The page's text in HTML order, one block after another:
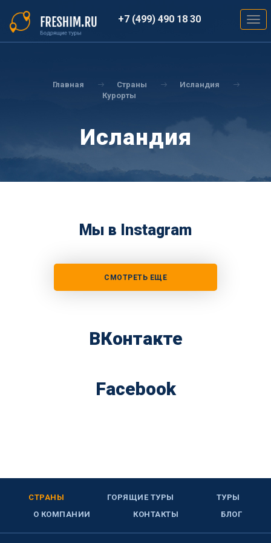
основному
содержанию
+7 (499) 490 18 30
Главная Страны
Исландия
Курорты
Исландия
Мы в Instagram
СМОТРЕТЬ ЕЩЕ
ВКонтакте
Facebook
СТРАНЫ ГОРЯЩИЕ ТУРЫ
ТУРЫ
О КОМПАНИИ
КОНТАКТЫ БЛОГ